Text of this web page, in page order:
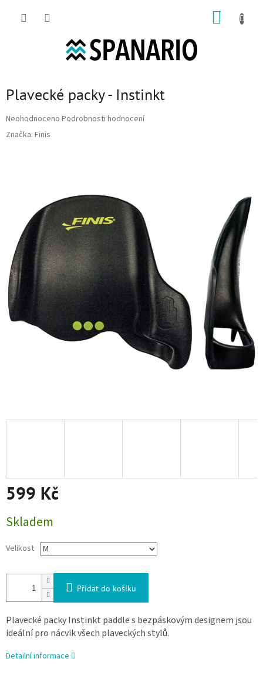
Plavecké packy - Instinkt
Průměrné hodnocení produktu je 0,0 z 5 hvězdiček.
Neohodnoceno Podrobnosti hodnocení
Značka: Finis
599 Kč
Skladem
Velikost
Přidat do košíku
Plavecké packy Instinkt paddle s bezpáskovým designem jsou
ideální pro nácvik všech plaveckých stylů.
Detailní informace